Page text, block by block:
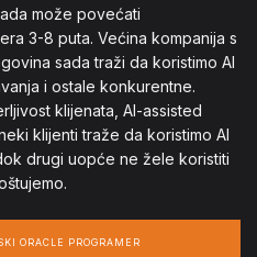
može povećati
3-8 puta. Većina kompanija s
sada traži da koristimo AI
i ostale konkurentne.
klijenata, AI-assisted
klijenti traže da koristimo AI
drugi uopće ne žele koristiti
ORACLE PROGRAMER